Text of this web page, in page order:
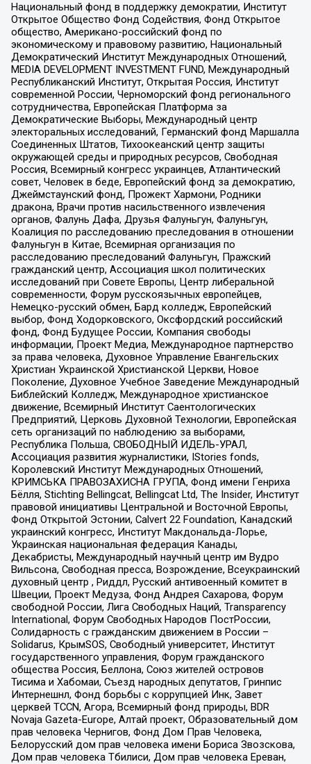
Национальный фонд в поддержку демократии, Институт
Открытое Общество Фонд Содействия, Фонд Открытое
общество, Американо-российский фонд по
экономическому и правовому развитию, Национальный
Демократический Институт Международных Отношений,
MEDIA DEVELOPMENT INVESTMENT FUND, Международный
Республиканский Институт, Открытая Россия, Институт
современной России, Черноморский фонд регионального
сотрудничества, Европейская Платформа за
Демократические Выборы, Международный центр
электоральных исследований, Германский фонд Маршалла
Соединенных Штатов, Тихоокеанский центр защиты
окружающей среды и природных ресурсов, Свободная
Россия, Всемирный конгресс украинцев, Атлантический
совет, Человек в беде, Европейский фонд за демократию,
Джеймстаунский фонд, Прожект Хармони, Родники
дракона, Врачи против насильственного извлечения
органов, Фалунь Дафа, Друзья Фалуньгун, Фалуньгун,
Коалиция по расследованию преследования в отношении
Фалуньгун в Китае, Всемирная организация по
расследованию преследований Фалуньгун, Пражский
гражданский центр, Ассоциация школ политических
исследований при Совете Европы, Центр либеральной
современности, Форум русскоязычных европейцев,
Немецко-русский обмен, Бард колледж, Европейский
выбор, Фонд Ходорковского, Оксфордский российский
фонд, Фонд Будущее России, Компания свободы
информации, Проект Медиа, Международное партнерство
за права человека, Духовное Управление Евангельских
Христиан Украинской Христианской Церкви, Новое
Поколение, Духовное Учебное Заведение Международный
Библейский Колледж, Международное христианское
движение, Всемирный Институт Саентологических
Предприятий, Церковь Духовной Технологии, Европейская
сеть организаций по наблюдению за выборами,
Республика Польша, СВОБОДНЫЙ ИДЕЛЬ-УРАЛ,
Ассоциация развития журналистики, IStories fonds,
Королевский Институт Международных Отношений,
КРИМСЬКА ПРАВОЗАХИСНА ГРУПА, Фонд имени Генриха
Бёлля, Stichting Bellingcat, Bellingcat Ltd, The Insider, Институт
правовой инициативы Центральной и Восточной Европы,
Фонд Открытой Эстонии, Calvert 22 Foundation, Канадский
украинский конгресс, Институт Макдональда-Лорье,
Украинская национальная федерация Канады,
Декабристы, Международный научный центр им Вудро
Вильсона, Свободная пресса, Возрождение, Всеукраинский
духовный центр , Риддл, Русский антивоенный комитет в
Швеции, Проект Медуза, Фонд Андрея Сахарова, Форум
свободной России, Лига Свободных Наций, Transparеncy
International, Форум Свободных Народов ПостРоссии,
Солидарность с гражданским движением в России –
Solidarus, КрымSOS, Свободный университет, Институт
государственного управления, Форум гражданского
общества Россия, Беллона, Союз жителей островов
Тисима и Хабомаи, Съезд народных депутатов, Гринпис
Интернешнл, Фонд борьбы с коррупцией Инк, Завет
церквей TCCN, Агора, Всемирный фонд природы, BDR
Novaja Gazeta-Europe, Алтай проект, Образовательный дом
прав человека Чернигов, Фонд Дом Прав Человека,
Белорусский дом прав человека имени Бориса Звозскова,
Дом прав человека Тбилиси, Дом прав человека Ереван,